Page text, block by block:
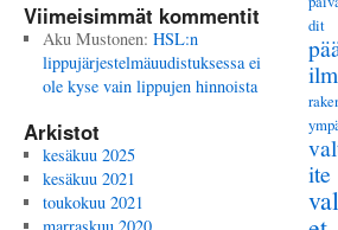
Viimeisimmät kommentit
Aku Mustonen: HSL:n
lippujärjestelmäuudistuksessa ei
ole kyse vain lippujen hinnoista
Arkistot
kesäkuu 2025
kesäkuu 2021
toukokuu 2021
dit
ite